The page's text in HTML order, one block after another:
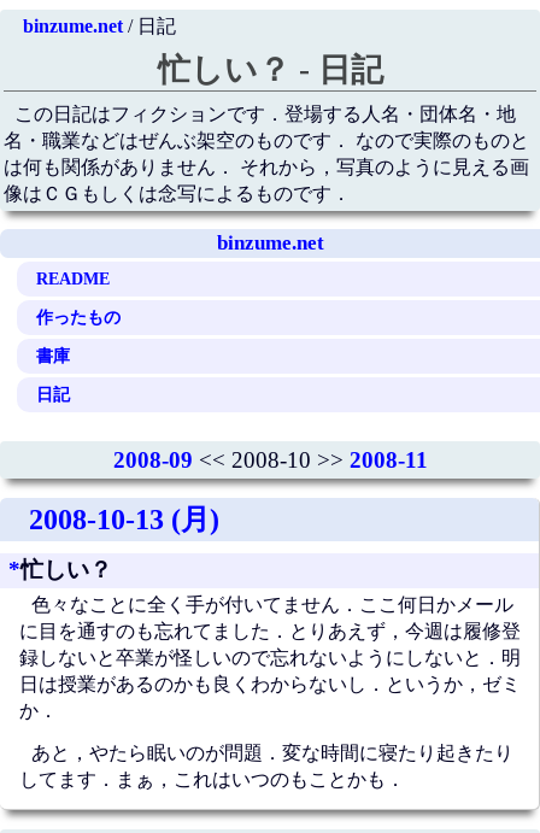
binzume.net/ 日記
忙しい？ - 日記
この日記はフィクションです．登場する人名・団体名・地
名・職業などはぜんぶ架空のものです． なので実際のものと
は何も関係がありません． それから，写真のように見える画
像はＣＧもしくは念写によるものです．
binzume.net
README
作ったもの
書庫
日記
2008-09 << 2008-10 >> 2008-11
2008-10-13 (月)
*忙しい？
色々なことに全く手が付いてません．ここ何日かメール
に目を通すのも忘れてました．とりあえず，今週は履修登
録しないと卒業が怪しいので忘れないようにしないと．明
日は授業があるのかも良くわからないし．というか，ゼミ
か．
あと，やたら眠いのが問題．変な時間に寝たり起きたり
してます．まぁ，これはいつのもことかも．